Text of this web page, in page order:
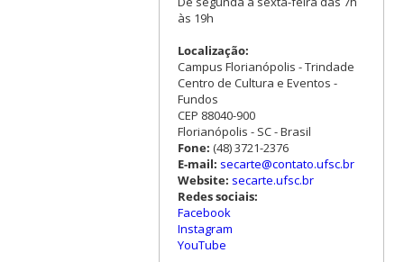
às 19h
Localização:
Campus Florianópolis - Trindade
Centro de Cultura e Eventos -
Fundos
CEP 88040-900
Florianópolis - SC - Brasil
Fone: (48) 3721-2376
E-mail: secarte@contato.ufsc.br
Website: secarte.ufsc.br
Redes sociais:
Facebook
Instagram
YouTube